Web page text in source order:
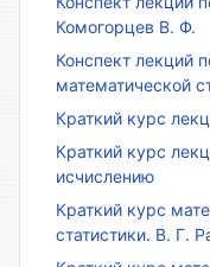
Комогорцев В. Ф.
Конспект лекций
математической
Краткий курс
Краткий курс
исчислению
Краткий курс
статистики. В. Г.